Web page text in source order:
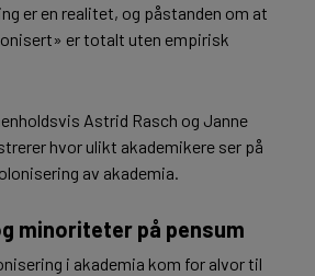
er en realitet, og påstanden om at
er totalt uten empirisk
Astrid Rasch og Janne
hvor ulikt akademikere ser på
av akademia.
minoriteter på pensum
i akademia kom for alvor til